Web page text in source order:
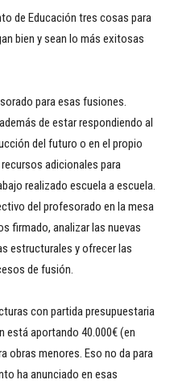
de Educación tres cosas para
bien y sean lo más exitosas
para esas fusiones.
de estar respondiendo al
del futuro o en el propio
adicionales para
realizado escuela a escuela.
del profesorado en la mesa
firmado, analizar las nuevas
estructurales y ofrecer las
de fusión.
con partida presupuestaria
está aportando 40.000€ (en
obras menores. Eso no da para
ha anunciado en esas